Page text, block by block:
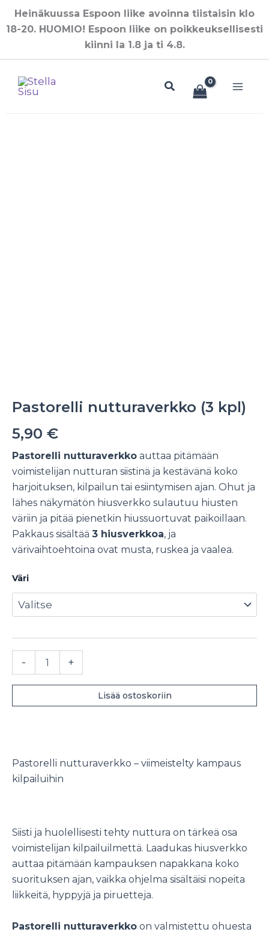
Siirry
sisältöön
Heinäkuussa Espoon liike avoinna tiistaisin klo
18-20. HUOMIO! Espoon liike on poikkeuksellisesti
kiinni la 1.8 ja ti 4.8.
Hae
Pastorelli nutturaverkko (3 kpl)
5,90 €
Pastorelli nutturaverkko auttaa pitämään
voimistelijan nutturan siistinä ja kestävänä koko
harjoituksen, kilpailun tai esiintymisen ajan. Ohut ja
lähes näkymätön hiusverkko sulautuu hiusten
väriin ja pitää pienetkin hiussuortuvat paikoillaan.
Pakkaus sisältää 3 hiusverkkoa, ja
värivaihtoehtoina ovat musta, ruskea ja vaalea.
Väri
-
nutturaverkko
määrä
+
Lisää ostoskoriin
Pastorelli nutturaverkko – viimeistelty kampaus
kilpailuihin
Siisti ja huolellisesti tehty nuttura on tärkeä osa
voimistelijan kilpailuilmettä. Laadukas hiusverkko
auttaa pitämään kampauksen napakkana koko
suorituksen ajan, vaikka ohjelma sisältäisi nopeita
liikkeitä, hyppyjä ja piruetteja.
Pastorelli nutturaverkko on valmistettu ohuesta